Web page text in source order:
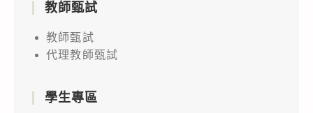
教師甄試
教師甄試
代理教師甄試
學生專區